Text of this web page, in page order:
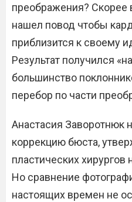
преображения? Скорее
нашел повод чтобы
приблизится к своему
Результат получился
большинство
перебор по части
Анастасия Заворотнюк
коррекцию бюста,
пластических хирургов
Но сравнение
настоящих времен не